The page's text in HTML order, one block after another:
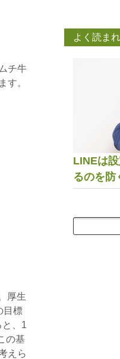
チ牛
す。
厚生
目標
、1
の基
えら
よく読ま
LINEは
るのを防